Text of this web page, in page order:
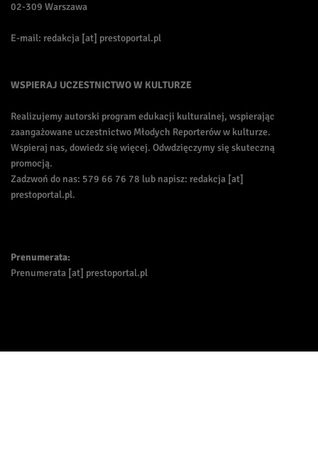
02-309 Warszawa
E-mail: redakcja [at] prestoportal.pl
WSPIERAJ UCZESTNICTWO W KULTURZE
Realizujemy autorski program edukacji kulturalnej, wspierając
zaangażowane uczestnictwo Młodych Reporterów w kulturze.
Wspieraj nas, dowiedz się więcej. Odwdzięczymy się skuteczną
promocją.
Zadzwoń do nas: 579 66 76 78 lub napisz: redakcja [at]
prestoportal.pl.
Prenumerata:
Prenumerata [at] prestoportal.pl